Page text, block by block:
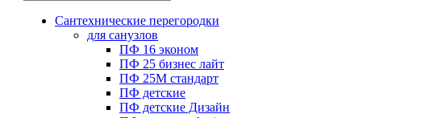
Сантехнические перегородки
для санузлов
ПФ 16 эконом
ПФ 25 бизнес лайт
ПФ 25М стандарт
ПФ детские
ПФ детские Дизайн